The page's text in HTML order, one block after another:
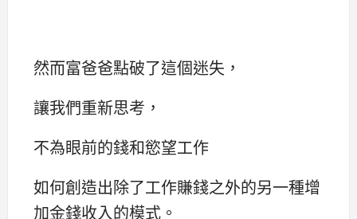
然而富爸爸點破了這個迷失，
讓我們重新思考，
不為眼前的錢和慾望工作
如何創造出除了工作賺錢之外的另一種增
加金錢收入的模式。